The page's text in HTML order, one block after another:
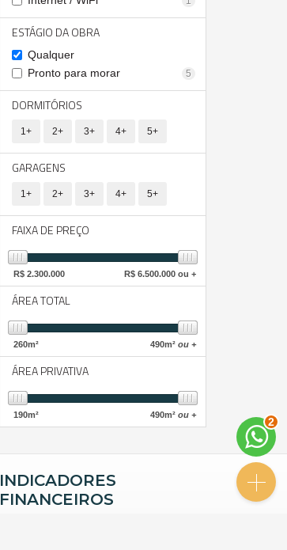
ESTÁGIO DA OBRA
Qualquer
Pronto para morar
5
DORMITÓRIOS
1+ 2+ 3+ 4+ 5+
GARAGENS
1+ 2+ 3+ 4+ 5+
FAIXA DE PREÇO
R$ 2.300.000 R$6.500.000 ou +
ÁREA TOTAL
260m² 490m²ou +
ÁREA PRIVATIVA
190m² 490m²ou +
INDICADORES
FINANCEIROS
2